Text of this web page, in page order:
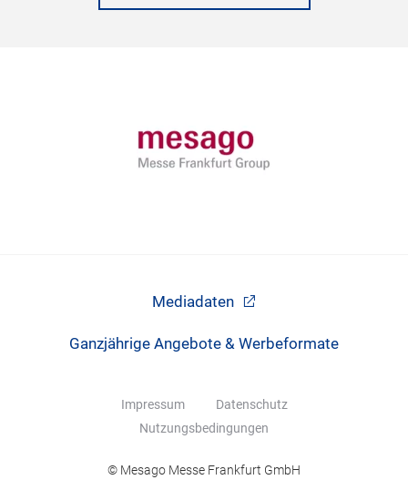
Mediadaten
Ganzjährige Angebote & Werbeformate
Impressum
Datenschutz
Nutzungsbedingungen
© Mesago Messe Frankfurt GmbH